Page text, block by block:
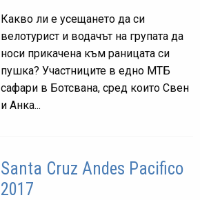
Какво ли е усещането да си
велотурист и водачът на групата да
носи прикачена към раницата си
пушка? Участниците в едно МТБ
сафари в Ботсвана, сред които Свен
и Анка...
Santa Cruz Andes Pacifico
2017